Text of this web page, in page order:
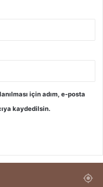
için adım, e-posta
kaydedilsin.